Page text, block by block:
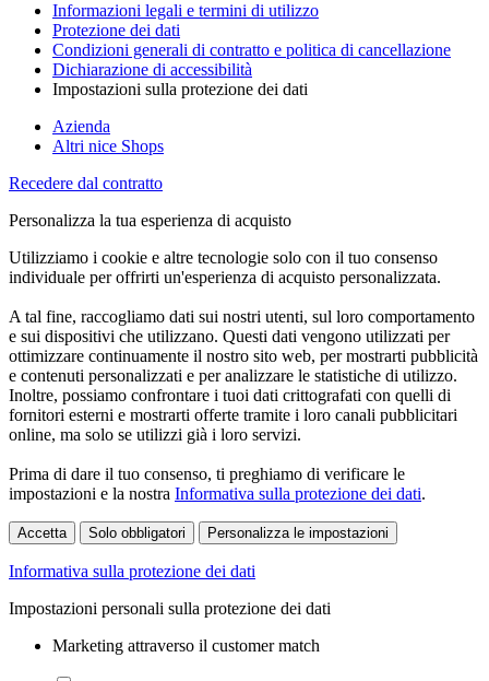
Informazioni legali e termini di utilizzo
Protezione dei dati
Condizioni generali di contratto e politica di cancellazione
Dichiarazione di accessibilità
Impostazioni sulla protezione dei dati
Azienda
Altri nice Shops
Recedere dal contratto
Personalizza la tua esperienza di acquisto
Utilizziamo i cookie e altre tecnologie solo con il tuo consenso
individuale per offrirti un'esperienza di acquisto personalizzata.
A tal fine, raccogliamo dati sui nostri utenti, sul loro comportamento
e sui dispositivi che utilizzano. Questi dati vengono utilizzati per
ottimizzare continuamente il nostro sito web, per mostrarti pubblicità
e contenuti personalizzati e per analizzare le statistiche di utilizzo.
Inoltre, possiamo confrontare i tuoi dati crittografati con quelli di
fornitori esterni e mostrarti offerte tramite i loro canali pubblicitari
online, ma solo se utilizzi già i loro servizi.
Prima di dare il tuo consenso, ti preghiamo di verificare le
impostazioni e la nostra Informativa sulla protezione dei dati.
Accetta Solo obbligatori Personalizza le impostazioni
Informativa sulla protezione dei dati
Impostazioni personali sulla protezione dei dati
Marketing attraverso il customer match